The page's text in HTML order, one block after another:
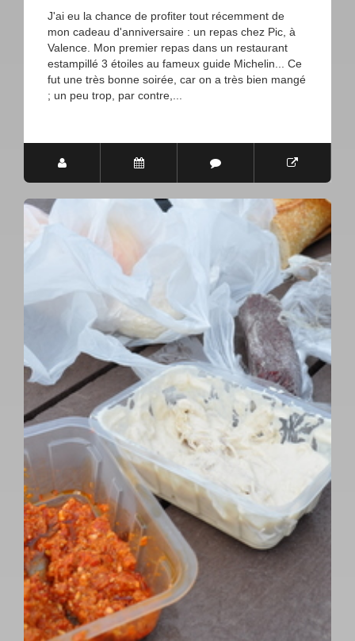
J'ai eu la chance de profiter tout récemment de
mon cadeau d'anniversaire : un repas chez Pic, à
Valence. Mon premier repas dans un restaurant
estampillé 3 étoiles au fameux guide Michelin... Ce
fut une très bonne soirée, car on a très bien mangé
; un peu trop, par contre,...